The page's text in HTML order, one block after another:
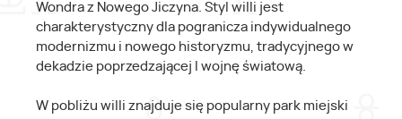
Wondra z Nowego Jiczyna. Styl willi jest
charakterystyczny dla pogranicza indywidualnego
modernizmu i nowego historyzmu, tradycyjnego w
dekadzie poprzedzającej I wojnę światową.
W pobliżu willi znajduje się popularny park miejski